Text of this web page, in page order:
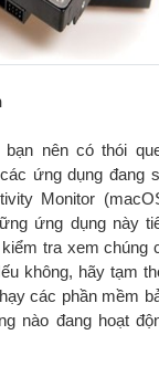
nên có thói
ứng dụng đang
Monitor
ứng dụng này
tra xem chúng
không, hãy tạm
các phần mềm
nào đang hoạt